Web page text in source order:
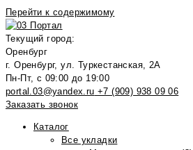
Перейти к содержимому
Текущий город:
Оренбург
г. Оренбург, ул. Туркестанская, 2А
Пн-Пт, с 09:00 до 19:00
portal.03@yandex.ru +7 (909) 938 09 06
Заказать звонок
Каталог
Все укладки